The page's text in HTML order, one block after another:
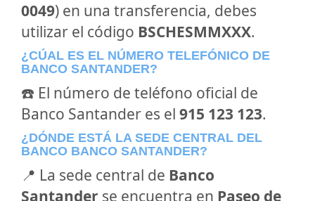
0049) en una transferencia, debes
utilizar el código BSCHESMMXXX.
¿CÚAL ES EL NÚMERO TELEFÓNICO DE
BANCO SANTANDER?
☎️ El número de teléfono oficial de
Banco Santander es el 915 123 123.
¿DÓNDE ESTÁ LA SEDE CENTRAL DEL
BANCO BANCO SANTANDER?
📍 La sede central de Banco
Santander se encuentra en Paseo de